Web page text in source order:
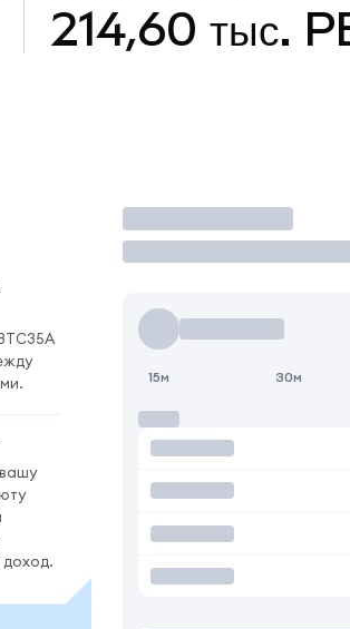
214,60 тыс.
доход.
Торговать
15м 30м